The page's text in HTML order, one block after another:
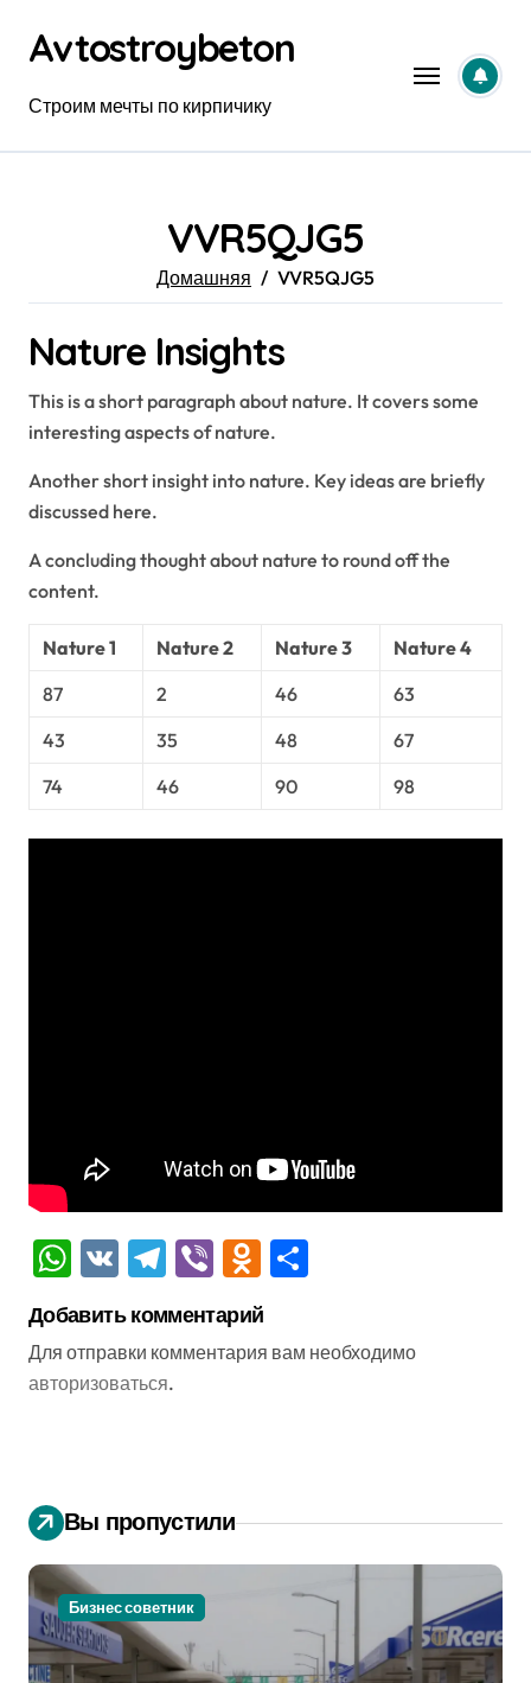
содержанию
Avtostroybeton
Строим мечты по кирпичику
VVR5QJG5
Домашняя VVR5QJG5
Nature Insights
This is a short paragraph about nature. It covers some
interesting aspects of nature.
Another short insight into nature. Key ideas are briefly
discussed here.
A concluding thought about nature to round off the
content.
Nature 1 Nature 2 Nature 3
Nature 4
87
2 46
63
43
35 48
67
74
46 90 98
WhatsApp
VK Telegram
ViberOdnoklassniki
Добавить комментарий
Для отправки комментария вам необходимо
авторизоваться.
Вы пропустили
Бизнес советник